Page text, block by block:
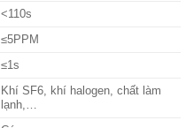
<110s
≤5PPM
≤1s
Khí SF6, khí halogen, chất làm
lạnh,…